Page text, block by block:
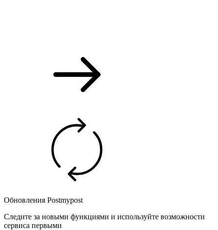
Обновления Postmypost
Следите за новыми функциями и используйте возможности
сервиса первыми